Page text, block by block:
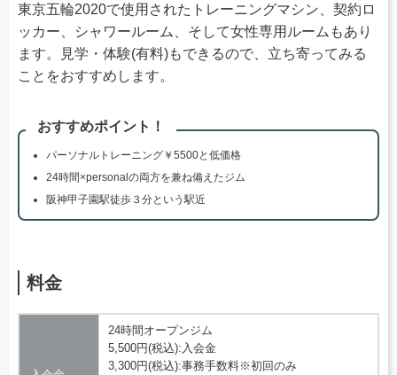
東京五輪2020で使用されたトレーニングマシン、契約ロ
ッカー、シャワールーム、そして女性専用ルームもあり
ます。見学・体験(有料)もできるので、立ち寄ってみる
ことをおすすめします。
おすすめポイント！
パーソナルトレーニング￥5500と低価格
24時間×personalの両方を兼ね備えたジム
阪神甲子園駅徒歩３分という駅近
料金
24時間オープンジム
5,500円(税込):入会金
3,300円(税込):事務手数料※初回のみ